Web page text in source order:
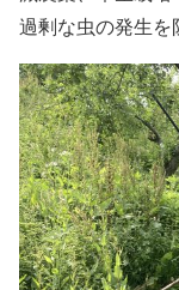
過剰な虫の発生を